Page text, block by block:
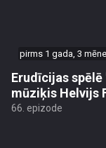
pirms 1 gada, 3
Erudīcijas
mūziķis Helvijs
66. epizode